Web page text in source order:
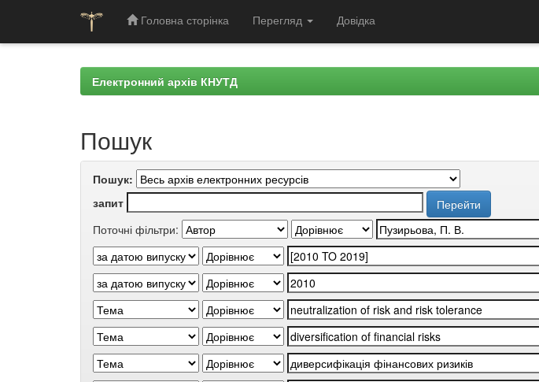
Головна сторінка Перегляд Довідка
Електронний архів КНУТД
Пошук
Пошук:
запит
Поточні фільтри: